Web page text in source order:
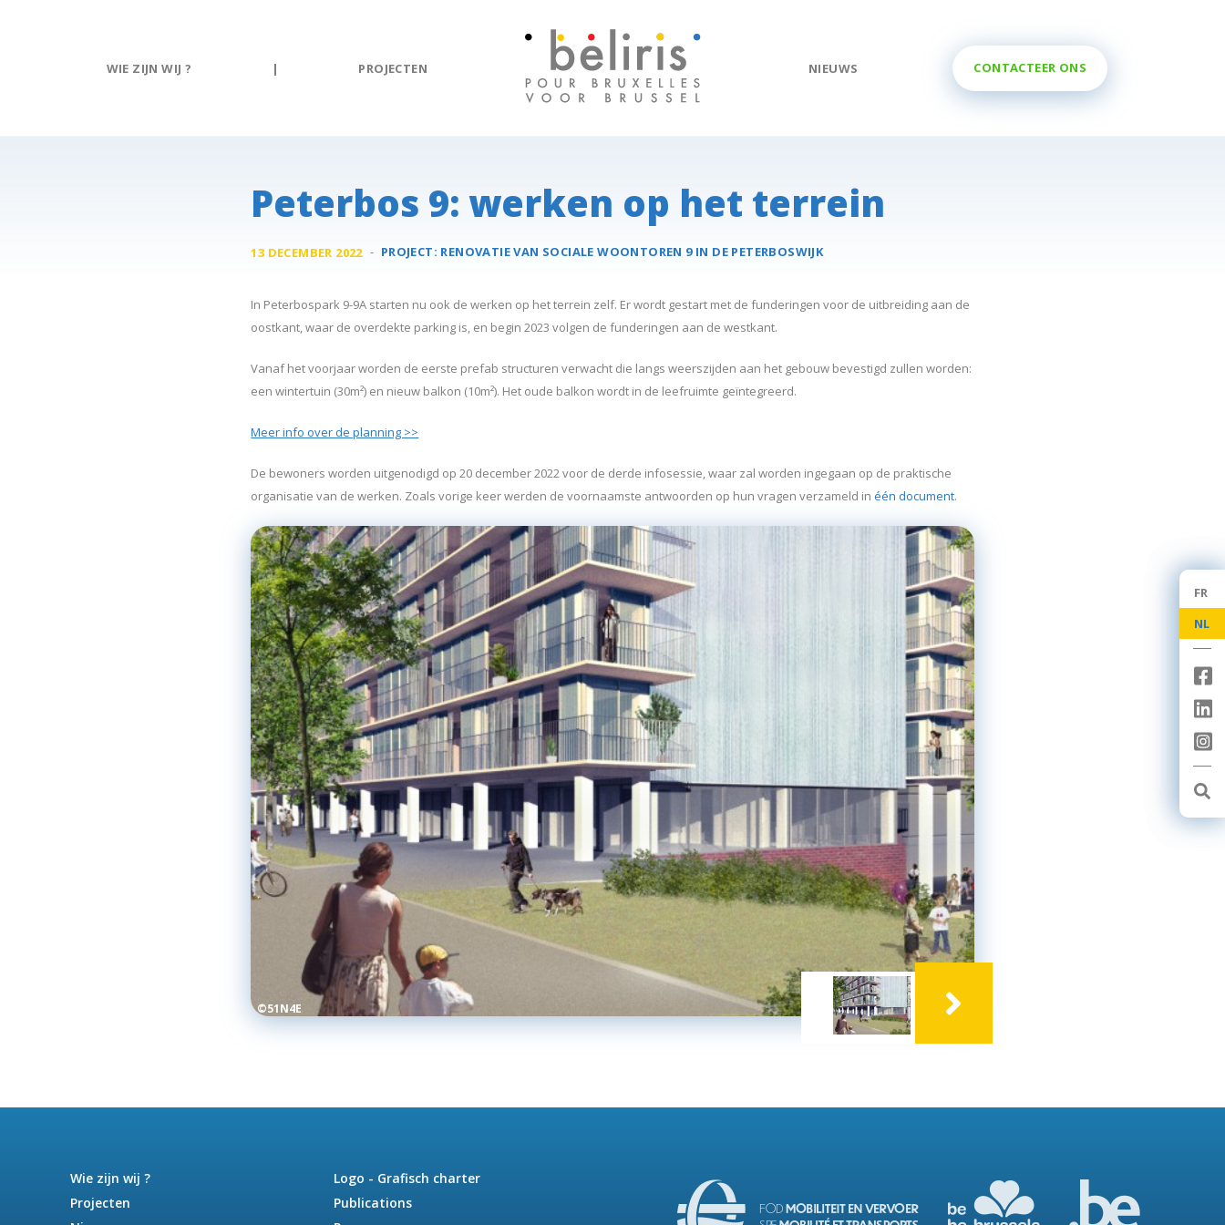
FR
NL
WIE ZIJN WIJ ? | PROJECTEN NIEUWS CONTACTEER ONS
FR
NL
Peterbos 9: werken op het terrein
13 DECEMBER 2022 - PROJECT: RENOVATIE VAN SOCIALE WOONTOREN 9 IN DE PETERBOSWIJK
In Peterbospark 9-9A starten nu ook de werken op het terrein zelf. Er wordt gestart met de funderingen voor de uitbreiding aan de
oostkant, waar de overdekte parking is, en begin 2023 volgen de funderingen aan de westkant.
Vanaf het voorjaar worden de eerste prefab structuren verwacht die langs weerszijden aan het gebouw bevestigd zullen worden:
een wintertuin (30m²) en nieuw balkon (10m²). Het oude balkon wordt in de leefruimte geïntegreerd.
Meer info over de planning >>
De bewoners worden uitgenodigd op 20 december 2022 voor de derde infosessie, waar zal worden ingegaan op de praktische
organisatie van de werken. Zoals vorige keer werden de voornaamste antwoorden op hun vragen verzameld inéén document.
©51N4E
Wie zijn wij ?
Projecten
Logo - Grafisch charter
Publications